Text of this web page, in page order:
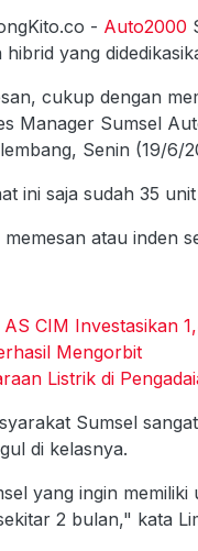
- Auto2000
hibrid yang
cukup dengan
Manager Sumsel
Senin (19/6/
ini saja sudah 35
atau inden
CIM Investasikan
Mengorbit
Listrik di
Sumsel
di kelasnya.
yang ingin
2 bulan," kata